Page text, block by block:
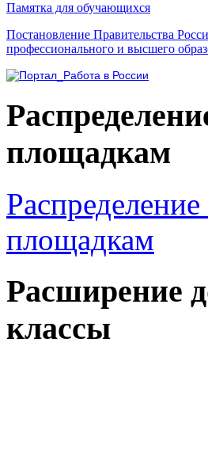
Памятка для обучающихся
Постановление Правительства
профессионального и высшего
площадкам
площадкам
Расширение
классы